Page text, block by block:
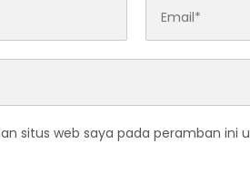
situs web saya pada peramban ini